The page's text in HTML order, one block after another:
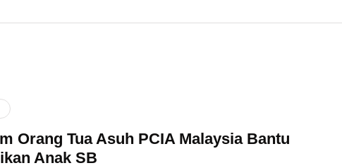
Orang Tua Asuh PCIA Malaysia Bantu
Anak SB